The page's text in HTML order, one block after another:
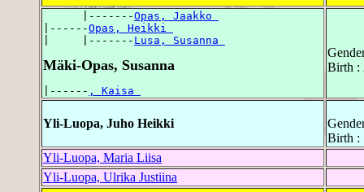
      |-------
Opas, Jaakko
|------Opas, Heikki
|     |------- Lusa, Susanna
Mäki-Opas, Susanna
|------ , Kaisa
Birth :
Yli-Luopa, Juho Heikki
Birth :
Yli-Luopa, Maria Liisa
Yli-Luopa, Ulrika Justiina